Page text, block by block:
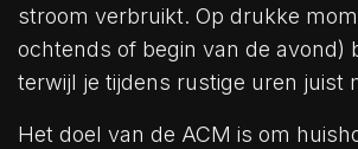
stroom verbruikt. Op drukke
ochtends of begin van de avond)
terwijl je tijdens rustige uren juist
Het doel van de ACM is om